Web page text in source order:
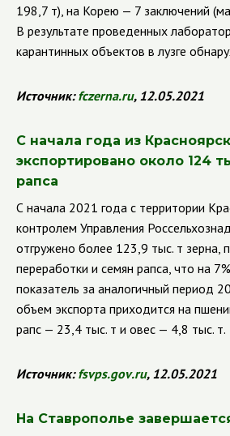
198,7 т), на Корею — 7 заключений
В результате проведенных
карантинных объектов в лузге
Источник:fczerna.ru, 12.05.2021
С начала года из
экспортировано около 124
рапса
С начала 2021 года с территории
контролем Управления
отгружено более 123,9 тыс. т зерна,
переработки и семян рапса, что на
показатель за аналогичный период
объем экспорта приходится на
рапс — 23,4 тыс. т и овес — 4,8 тыс. т.
Источник:fsvps.gov.ru, 12.05.2021
На Ставрополье